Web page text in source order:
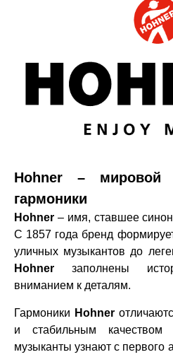
Hohner – мировой
гармоники
Hohner – имя, ставшее
С 1857 года бренд
уличных музыкантов до
Hohner заполнены
вниманием к деталям.
Гармоники Hohner
и стабильным
музыканты узнают с первого